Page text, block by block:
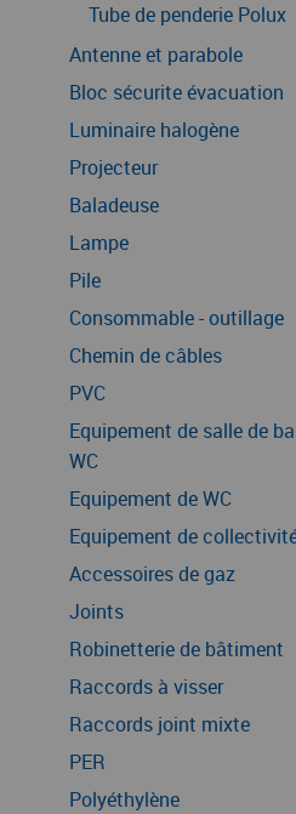
Tube de penderie Polux
Antenne et parabole
Bloc sécurite évacuation
Luminaire halogène
Projecteur
Baladeuse
Lampe
Pile
Consommable - outillage
Chemin de câbles
PVC
Equipement de salle de
WC
Equipement de WC
Equipement de
Accessoires de gaz
Joints
Robinetterie de bâtiment
Raccords à visser
Raccords joint mixte
PER
Polyéthylène